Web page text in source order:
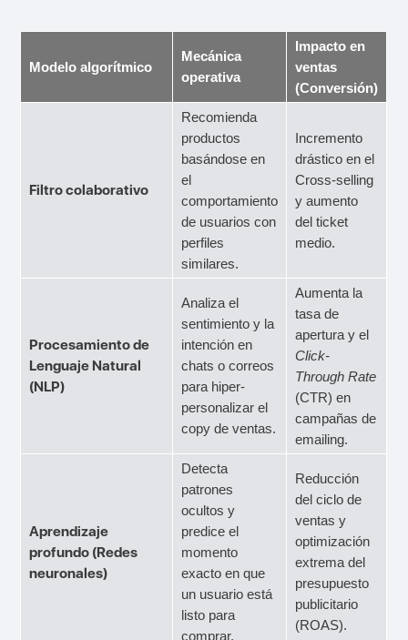
Modelo algorítmico
Mecánica
operativa
Impacto en
ventas
(Conversión)
Filtro colaborativo
Recomienda
productos
basándose en
el
comportamiento
de usuarios con
perfiles
similares.
Incremento
drástico en el
Cross-selling
y aumento
del ticket
medio.
Procesamiento de
Lenguaje Natural
(NLP)
Analiza el
sentimiento y la
intención en
chats o correos
para hiper-
personalizar el
copy de ventas.
Aumenta la
tasa de
apertura y el
Click-
Through Rate
(CTR) en
campañas de
emailing.
Aprendizaje
profundo (Redes
neuronales)
Detecta
patrones
ocultos y
predice el
momento
exacto en que
un usuario está
listo para
comprar.
Reducción
del ciclo de
ventas y
optimización
extrema del
presupuesto
publicitario
(ROAS).